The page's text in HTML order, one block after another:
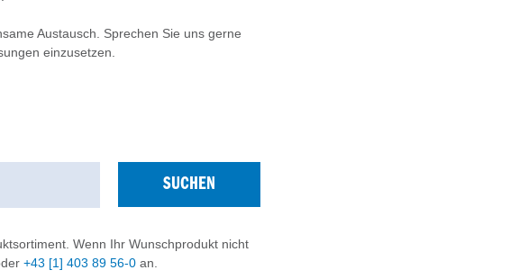
Austausch. Sprechen Sie uns gerne
einzusetzen.
SUCHEN
Wenn Ihr Wunschprodukt nicht
+43 [1] 403 89 56-0 an.